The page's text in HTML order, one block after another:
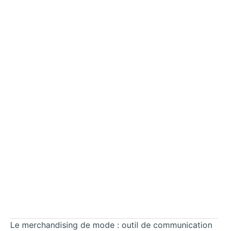
Le merchandising de mode : outil de communication